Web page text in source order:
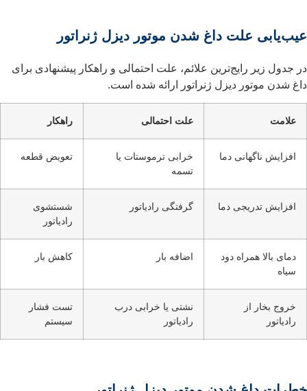
عیب‌یابی علت داغ شدن موتور دیزل ژنراتور
در جدول زیر رایج‌ترین علائم، علت احتمالی و راهکار پیشنهادی برای
داغ شدن موتور دیزل ژنراتور ارائه شده است.
علامت علت احتمالی راهکار
افزایش ناگهانی دما
خرابی ترموستات یا
تسمه
تعویض قطعه
افزایش تدریجی دما گرفتگی رادیاتور
شستشوی
رادیاتور
دمای بالا همراه دود
سیاه
اضافه‌ بار کاهش بار
خروج بخار از
رادیاتور
نشتی یا خرابی درب
رادیاتور
تست فشار
سیستم